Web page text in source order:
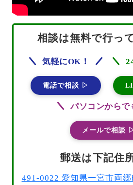
相談は無料で行っ
気軽にOK！
電話で相談 ▷
パソコンからで
メールで相談
郵送は下記住
491-0022 愛知県一宮市両